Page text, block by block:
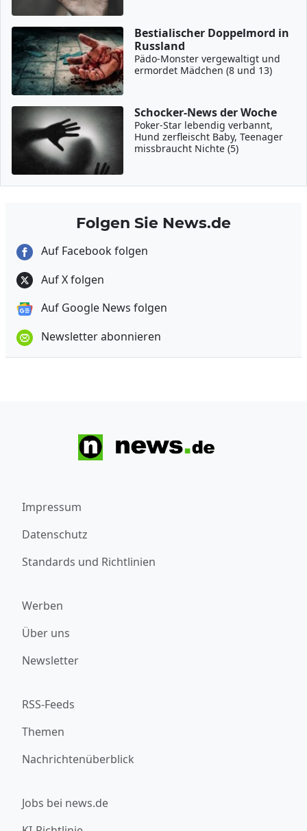
Bestialischer Doppelmord in
Russland
Pädo-Monster vergewaltigt und
ermordet Mädchen (8 und 13)
Schocker-News der Woche
Poker-Star lebendig verbannt,
Hund zerfleischt Baby, Teenager
missbraucht Nichte (5)
Folgen Sie News.de
Auf Facebook folgen
Auf X folgen
Auf Google News folgen
Newsletter abonnieren
Impressum
Datenschutz
Standards und Richtlinien
Werben
Über uns
Newsletter
RSS-Feeds
Themen
Nachrichtenüberblick
Jobs bei news.de